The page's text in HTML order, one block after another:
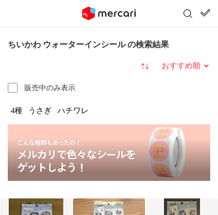
ちいかわ ウォーターインシール の検索結果
販売中のみ表示
並び替え
4種 うさぎ ハチワレ